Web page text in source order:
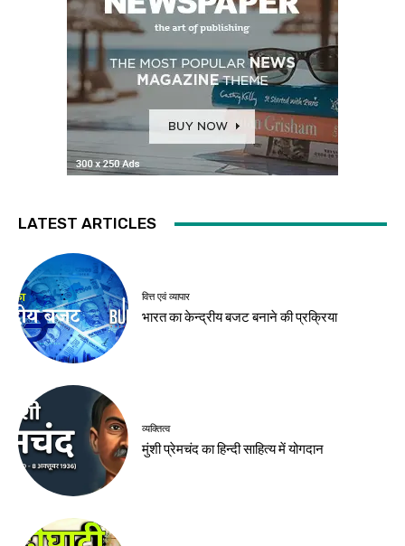
LATEST ARTICLES
वित्त एवं व्यापार
भारत का केन्द्रीय बजट बनाने की प्रक्रिया
व्यक्तित्व
मुंशी प्रेमचंद का हिन्दी साहित्य में योगदान